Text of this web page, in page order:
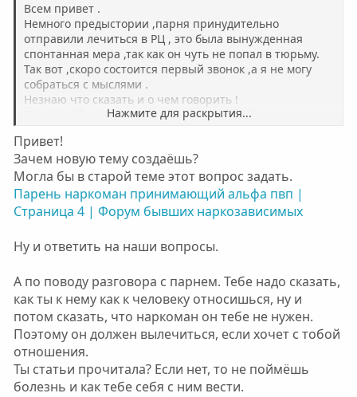
Всем привет .
Немного предыстории ,парня принудительно
отправили лечиться в РЦ , это была вынужденная
спонтанная мера ,так как он чуть не попал в тюрьму.
Так вот ,скоро состоится первый звонок ,а я не могу
собраться с мыслями .
Незнаю что сказать и о чем говорить !
Разговор будет на громкой связи ,с ним будет его врач .
,верим что это его не сломает ,а сделет только сильнее
не и т д
Хотела бы услышать ваши советы
Может кто то сам находился в РЦ или ваш
родственник,какие слова согреют его и дадут ему силы
?
Нажмите для раскрытия...
Привет!
Зачем новую тему создаёшь?
Могла бы в старой теме этот вопрос задать.
Парень наркоман принимающий альфа пвп |
Страница 4 | Форум бывших наркозависимых
Ну и ответить на наши вопросы.
А по поводу разговора с парнем. Тебе надо сказать,
как ты к нему как к человеку относишься, ну и
потом сказать, что наркоман он тебе не нужен.
Поэтому он должен вылечиться, если хочет с тобой
отношения.
Ты статьи прочитала? Если нет, то не поймёшь
болезнь и как тебе себя с ним вести.